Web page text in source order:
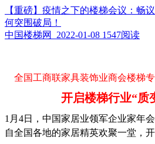
【重磅】疫情之下的楼梯会议：畅
何突围破局！
中国楼梯网 2022-01-08 1547阅读
全国工商联家具装饰业商会楼梯
开启楼梯行业“质
1月4日，中国家居业领军企业家年
自全国各地的家居精英欢聚一堂，开